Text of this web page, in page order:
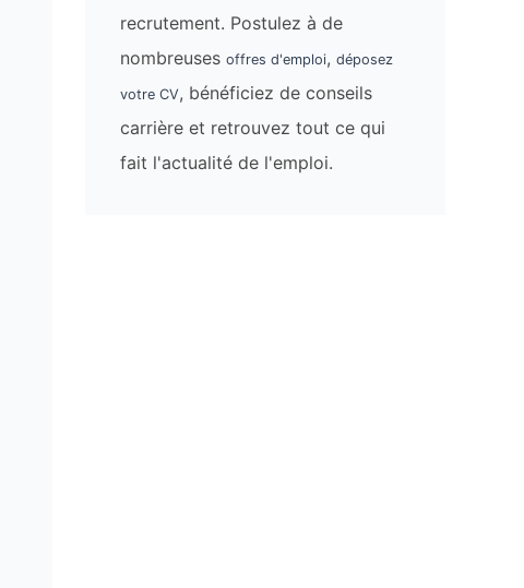
recrutement. Postulez à de
nombreuses offres d'emploi, déposez
votre CV, bénéficiez de conseils
carrière et retrouvez tout ce qui
fait l'actualité de l'emploi.